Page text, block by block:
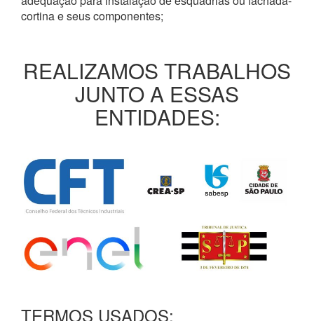
cortina e seus componentes;
REALIZAMOS TRABALHOS
JUNTO A ESSAS
ENTIDADES:
TERMOS USADOS: